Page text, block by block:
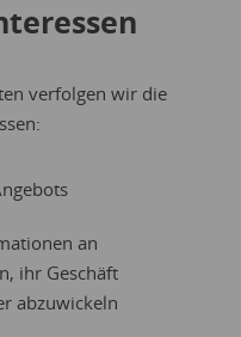
verfolgen wir die
an
ihr Geschäft
abzuwickeln